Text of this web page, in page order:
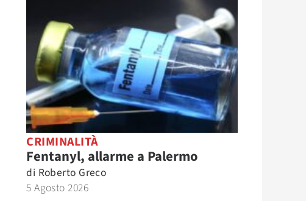
CRIMINALITÀ
Fentanyl, allarme a Palermo
di Roberto Greco
5 Agosto 2026